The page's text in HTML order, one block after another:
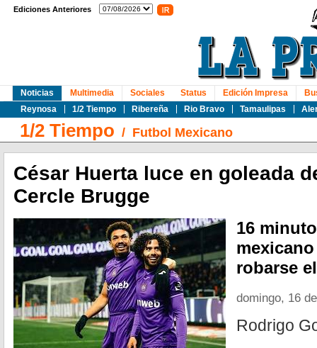
Ediciones Anteriores
Noticias
Reynosa
1/2 Tiempo Ribereña Rio Bravo Tamaulipas
Multimedia Sociales Status Edición Impresa
1/2 Tiempo / Futbol Mexicano
César Huerta luce en goleada
Cercle Brugge
16
robarse
domingo, 16
Rodrigo